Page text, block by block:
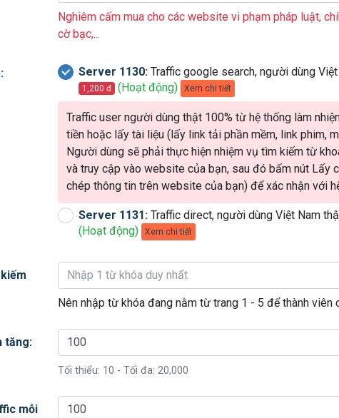
Nghiêm cấm mua cho các website vi phạm pháp luật,
cờ bạc,...
Server 1130: Traffic google search, người dùng
1,200 đ (Hoạt động) Xem chi tiết
Traffic user người dùng thật 100% từ hệ thống làm
tiền hoặc lấy tài liệu (lấy link tải phần mềm, link phim,
Người dùng sẽ phải thực hiện nhiệm vụ tìm kiếm từ
và truy cập vào website của bạn, sau đó bấm nút Lấy
chép thông tin trên website của bạn) để xác nhận với
Server 1131: Traffic direct, người dùng Việt Nam
(Hoạt động) Xem chi tiết
Nên nhập từ khóa đang nằm từ trang 1 - 5 để thành viên
tăng:
Tối thiểu: 10 - Tối đa:20,000
mỗi